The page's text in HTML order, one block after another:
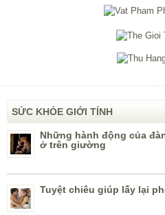
SỨC KHỎE GIỚI TÍNH
Những hành động của
ở trên giường
Tuyệt chiêu giúp lấy lại